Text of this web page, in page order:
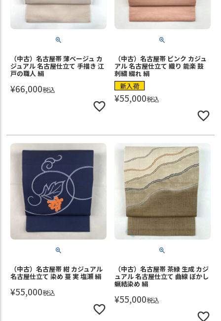
（中古）名古屋帯 薄ベージュ カ
ジュアル 名古屋仕立て 手描き 江
戸の職人 絹
¥66,000税込
（中古）名古屋帯 ピンク カジュ
アル 名古屋仕立て 織り 能楽 鼓
刺繍 綴れ 絹
新入荷
¥55,000税込
（中古）名古屋帯 紺 カジュアル
名古屋仕立て 染め 蔓 実 塩瀬 絹
¥55,000税込
（中古）名古屋帯 茶緑 生成 カジ
ュアル 名古屋仕立て 曲線 ぼかし
蝋結染め 絹
¥55,000税込